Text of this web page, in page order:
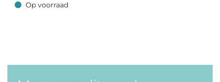
Op voorraad
Op voorraad